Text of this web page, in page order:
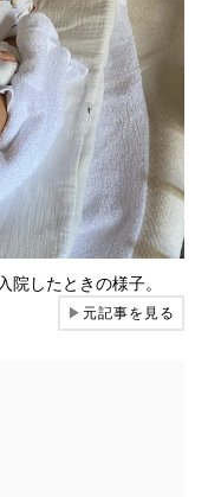
したときの様子。
▶元記事を見る